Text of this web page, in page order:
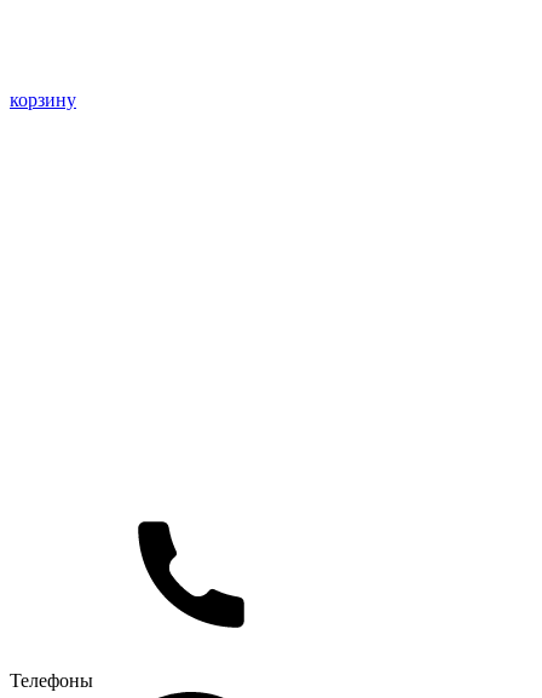
корзину
Телефоны